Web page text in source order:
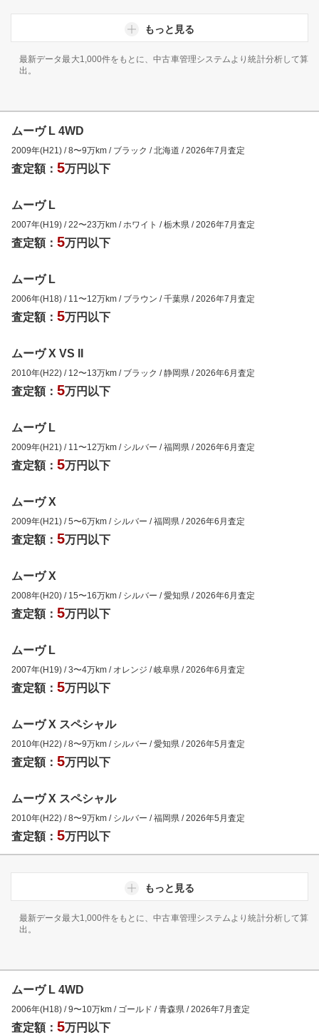
もっと見る
最新データ最大1,000件をもとに、中古車管理システムより統計分析して算
出。
ムーヴ L 4WD
2009年(H21) /8〜9万km / ブラック /北海道 /2026年7月査定
査定額： 5万円以下
ムーヴ L
2007年(H19) /22〜23万km / ホワイト /栃木県 /2026年7月査定
査定額： 5万円以下
ムーヴ L
2006年(H18) / 11 〜12万km / ブラウン /千葉県 /2026年7月査定
査定額： 5万円以下
ムーヴ X VS II
2010年(H22) / 12〜13万km / ブラック /静岡県 /2026年6月査定
査定額： 5万円以下
ムーヴ L
2009年(H21) / 11 〜12万km / シルバー /福岡県 /2026年6月査定
査定額： 5万円以下
ムーヴ X
2009年(H21) /5〜6万km / シルバー /福岡県 /2026年6月査定
査定額： 5万円以下
ムーヴ X
2008年(H20) / 15〜16万km / シルバー /愛知県 /2026年6月査定
査定額： 5万円以下
ムーヴ L
2007年(H19) /3〜4万km / オレンジ /岐阜県 /2026年6月査定
査定額： 5万円以下
ムーヴ X スペシャル
2010年(H22) /8〜9万km / シルバー /愛知県 /2026年5月査定
査定額： 5万円以下
ムーヴ X スペシャル
2010年(H22) /8〜9万km / シルバー /福岡県 /2026年5月査定
査定額： 5万円以下
もっと見る
最新データ最大1,000件をもとに、中古車管理システムより統計分析して算
出。
ムーヴ L 4WD
2006年(H18) /9〜10万km / ゴールド /青森県 /2026年7月査定
査定額： 5万円以下